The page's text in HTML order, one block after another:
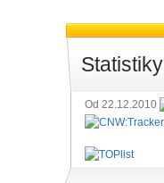
Statistiky
Od 22.12.2010